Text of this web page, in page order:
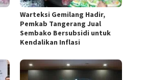
Warteksi Gemilang Hadir,
Pemkab Tangerang Jual
Sembako Bersubsidi untuk
Kendalikan Inflasi